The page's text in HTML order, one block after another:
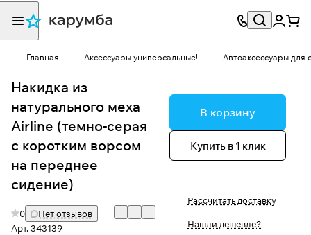
Главная Аксессуары универсальные! Автоаксессуары для
Накидка из
натурального меха
Airline (темно-серая
с коротким ворсом
на переднее
сидение)
0
Нет отзывов
Арт.343139
В корзину
Купить в 1 клик
Рассчитать доставку
Нашли дешевле?